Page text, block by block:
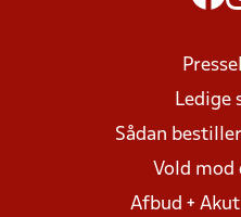
Ledige
Sådan
Vold mod
Afbud +